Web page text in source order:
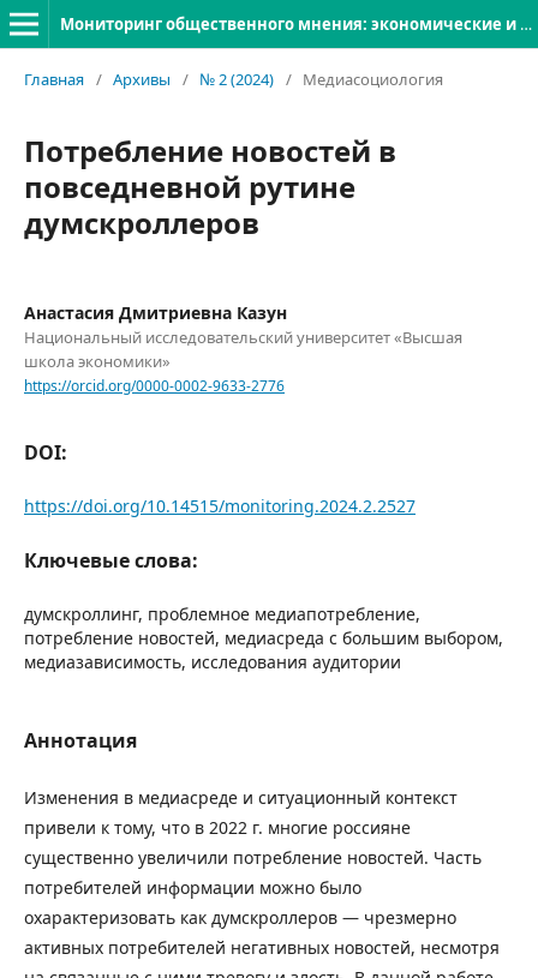
Мониторинг общественного мнения: экономические и социальные перемены
Главная / Архивы / № 2 (2024) / Медиасоциология
Потребление новостей в
повседневной рутине
думскроллеров
Анастасия Дмитриевна Казун
Национальный исследовательский университет «Высшая
школа экономики»
https://orcid.org/0000-0002-9633-2776
DOI:
https://doi.org/10.14515/monitoring.2024.2.2527
Ключевые слова:
думскроллинг, проблемное медиапотребление,
потребление новостей, медиасреда с большим выбором,
медиазависимость, исследования аудитории
Аннотация
Изменения в медиасреде и ситуационный контекст
привели к тому, что в 2022 г. многие россияне
существенно увеличили потребление новостей. Часть
потребителей информации можно было
охарактеризовать как думскроллеров — чрезмерно
активных потребителей негативных новостей, несмотря